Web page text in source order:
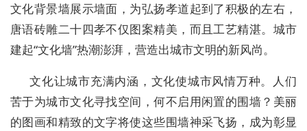
文化背景墙展示墙面，为弘扬孝道起到了积极的左右，
唐语砖雕二十四孝不仅图案精美，而且工艺精湛。城市
建起“文化墙”热潮澎湃，营造出城市文明的新风尚。
文化让城市充满内涵，文化使城市风情万种。人们
苦于为城市文化寻找空间，何不启用闲置的围墙？美丽
的图画和精致的文字将使这些围墙神采飞扬，成为彰显